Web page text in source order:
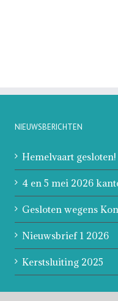
NIEUWSBERICHTEN
Hemelvaart gesloten!
4 en 5 mei 2026
Gesloten wegens
Nieuwsbrief 1 2026
Kerstsluiting 2025